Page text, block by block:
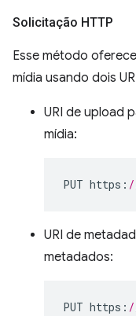
Solicitação HTTP
Esse método
mídia usando dois
URI de upload
mídia:
PUT https :
URI de
metadados:
PUT https :